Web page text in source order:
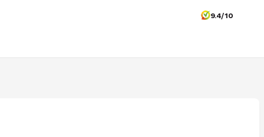
9.4/10